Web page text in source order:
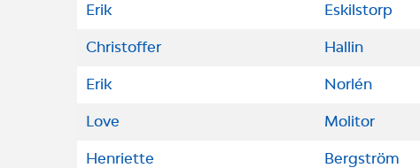
Erik Eskilstorp
Christoffer Hallin
Erik Norlén
Love Molitor
Henriette Bergström